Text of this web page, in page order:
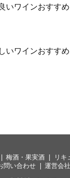
いワインおすす
いワインおすす
梅酒・果実酒
リキ
問い合わせ
運営会